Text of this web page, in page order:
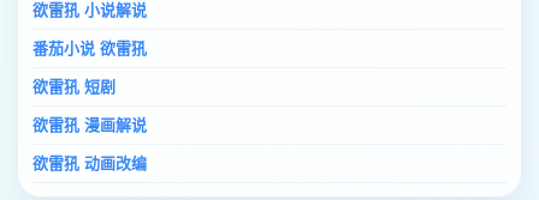
欲雷犼 小说解说
番茄小说 欲雷犼
欲雷犼 短剧
欲雷犼 漫画解说
欲雷犼 动画改编